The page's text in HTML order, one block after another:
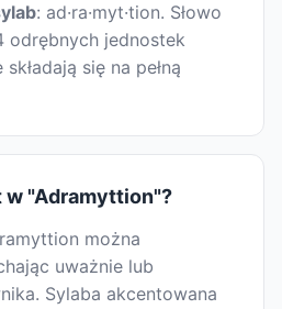
: ad·ra·myt·tion. Słowo
odrębnych jednostek
się na pełną
w "Adramyttion"?
można
uważnie lub
Sylaba akcentowana